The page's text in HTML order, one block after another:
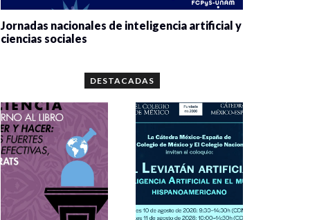
Jornadas nacionales de inteligencia artificial y
ciencias sociales
DESTACADAS